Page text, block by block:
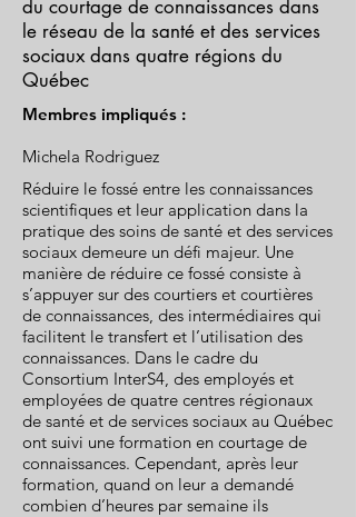
du courtage de connaissances dans
le réseau de la santé et des services
sociaux dans quatre régions du
Québec
Membres impliqués :
Michela Rodriguez
Réduire le fossé entre les connaissances
scientifiques et leur application dans la
pratique des soins de santé et des services
sociaux demeure un défi majeur. Une
manière de réduire ce fossé consiste à
s’appuyer sur des courtiers et courtières
de connaissances, des intermédiaires qui
facilitent le transfert et l’utilisation des
connaissances. Dans le cadre du
Consortium InterS4, des employés et
employées de quatre centres régionaux
de santé et de services sociaux au Québec
ont suivi une formation en courtage de
connaissances. Cependant, après leur
formation, quand on leur a demandé
combien d’heures par semaine ils